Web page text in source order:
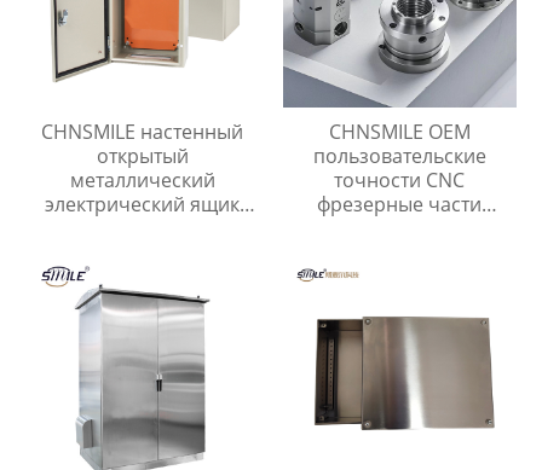
CHNSMILE настенный
открытый
металлический
электрический ящик
CHNSMILE OEM
пользовательские
точности CNC
фрезерные части
металлических изделий